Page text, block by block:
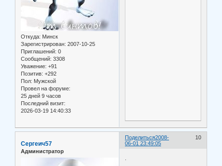
Откуда: Минск
Зарегистрирован: 2007-10-25
Приглашений: 0
Сообщений: 3308
Уважение: +91
Позитив: +292
Пол: Мужской
Провел на форуме:
25 дней 9 часов
Последний визит:
2026-03-19 14:40:33
Поделиться 10
2008-
06-01 23:49:05
Сергеич57
Администратор